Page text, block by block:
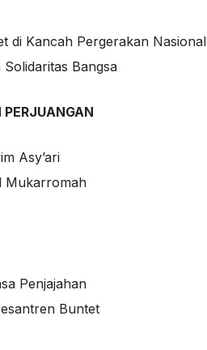
di Kancah Pergerakan Nasional
Bangsa
Asy’ari
Mukarromah
Penjajahan
Buntet